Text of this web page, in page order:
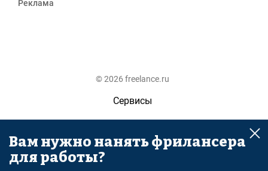
Реклама
© 2026 freelance.ru
Сервисы
Помощь
Поиск
Вам нужно нанять фрилансера
для работы?